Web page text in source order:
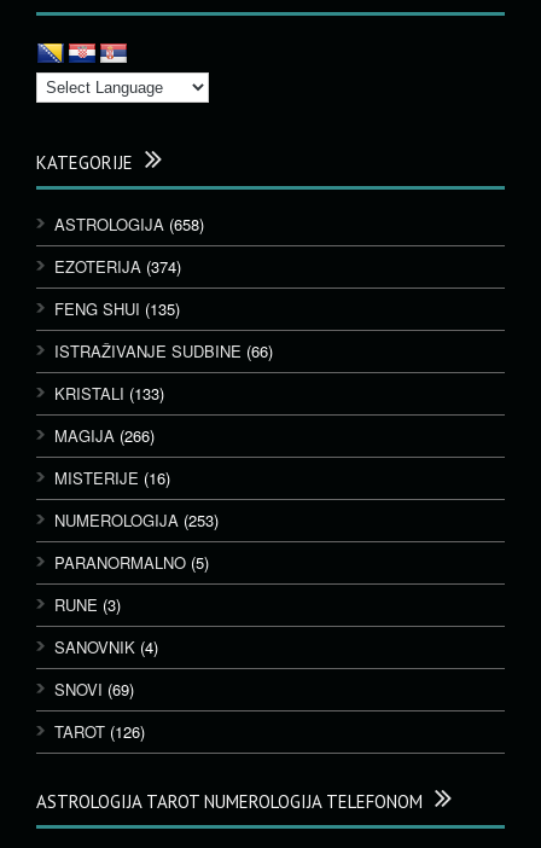
KATEGORIJE
ASTROLOGIJA (658)
EZOTERIJA (374)
FENG SHUI (135)
ISTRAŽIVANJE SUDBINE (66)
KRISTALI (133)
MAGIJA (266)
MISTERIJE (16)
NUMEROLOGIJA (253)
PARANORMALNO (5)
RUNE (3)
SANOVNIK (4)
SNOVI (69)
TAROT (126)
ASTROLOGIJA TAROT NUMEROLOGIJA TELEFONOM